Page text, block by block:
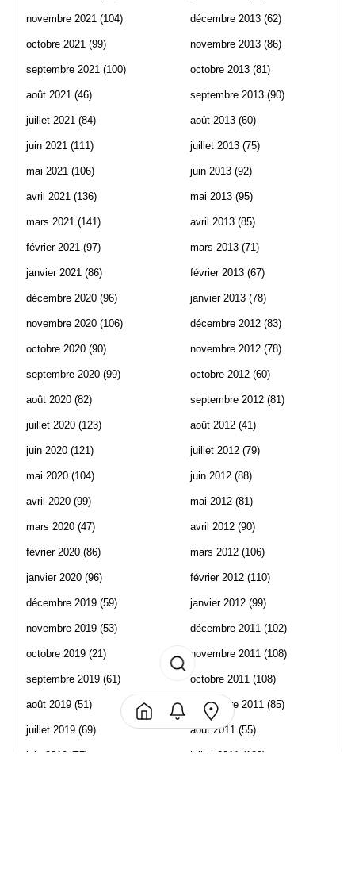
novembre 2021 (104)
octobre 2021 (99)
septembre 2021 (100)
août 2021 (46)
juillet 2021 (84)
juin 2021 (111)
mai 2021 (106)
avril 2021 (136)
mars 2021 (141)
février 2021 (97)
janvier 2021 (86)
décembre 2020 (96)
novembre 2020 (106)
octobre 2020 (90)
septembre 2020 (99)
août 2020 (82)
juillet 2020 (123)
juin 2020 (121)
mai 2020 (104)
avril 2020 (99)
mars 2020 (47)
février 2020 (86)
janvier 2020 (96)
décembre 2019 (59)
novembre 2019 (53)
octobre 2019 (21)
septembre 2019 (61)
août 2019 (51)
juillet 2019 (69)
juin 2019 (57)
décembre 2013 (62)
novembre 2013 (86)
octobre 2013 (81)
septembre 2013 (90)
août 2013 (60)
juillet 2013 (75)
juin 2013 (92)
mai 2013 (95)
avril 2013 (85)
mars 2013 (71)
février 2013 (67)
janvier 2013 (78)
décembre 2012 (83)
novembre 2012 (78)
octobre 2012 (60)
septembre 2012 (81)
août 2012 (41)
juillet 2012 (79)
juin 2012 (88)
mai 2012 (81)
avril 2012 (90)
mars 2012 (106)
février 2012 (110)
janvier 2012 (99)
décembre 2011 (102)
novembre 2011 (108)
octobre 2011 (108)
septembre 2011 (85)
août 2011 (55)
juillet 2011 (120)